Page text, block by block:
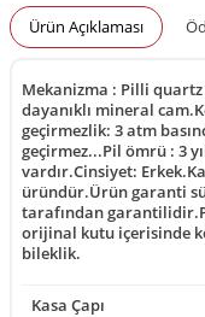
Ürün Açıklaması
Mekanizma : Pilli quartz
dayanıklı mineral
geçirmezlik: 3 atm
geçirmez...Pil ömrü : 3
vardır.Cinsiyet:
üründür.Ürün garanti
tarafından
orijinal kutu içerisinde
bileklik.
Kasa Çapı